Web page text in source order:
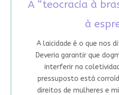
A “teocracia à
à
A laicidade é o que nos
Deveria garantir que
interferir na
pressuposto está
direitos de mulheres e